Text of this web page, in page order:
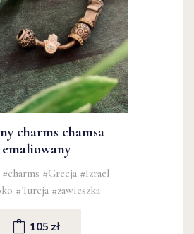
charms chamsa
emaliowany
#charms #Grecja #Izrael
#Turcja #zawieszka
105 zł